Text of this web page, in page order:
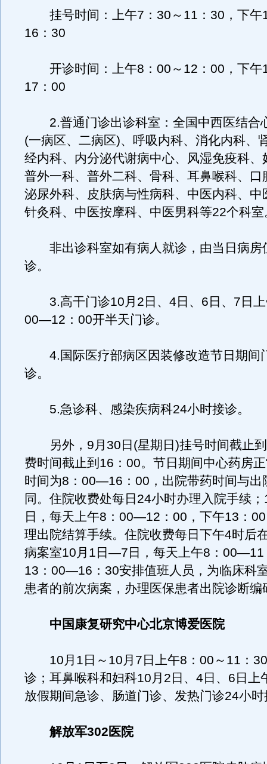
挂号时间：上午7：30～11：30，下午
16：30
开诊时间：上午8：00～12：00，下午
17：00
2.普通门诊出诊科室：全国中西医结合
(一病区、二病区)、呼吸内科、消化内科、
经内科、内分泌代谢病中心、风湿免疫科、
普外一科、普外二科、骨科、耳鼻喉科、口
泌尿外科、皮肤病与性病科、中医内科、中
针灸科、中医按摩科、中医男科等22个科室
非出诊科室如有病人就诊，由当日病房
诊。
3.高干门诊10月2日、4日、6日、7日上
00―12：00开半天门诊。
4.国际医疗部病区因装修改造节日期间
诊。
5.急诊科、感染疾病科24小时接诊。
另外，9月30日(星期日)挂号时间截止
费时间截止到16：00。节日期间中心药房
时间为8：00―16：00，出院带药时间与出
同。住院收费处每日24小时办理入院手续
日，每天上午8：00―12：00，下午13：
理出院结算手续。住院收费每日下午4时后
病案室10月1日―7日，每天上午8：00―11
13：00―16：30安排值班人员，为临床科
患者的前次病案，办理医保患者出院诊断编
中国康复研究中心北京博爱医院
10月1日～10月7日上午8：00～11：30
诊；耳鼻喉科和妇科10月2日、4日、6日上
放假期间急诊、肠道门诊、发热门诊24小
解放军302医院